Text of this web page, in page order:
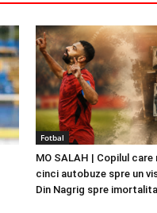
Fotbal
MO SALAH | Copilul care
cinci autobuze spre un
Din Nagrig spre